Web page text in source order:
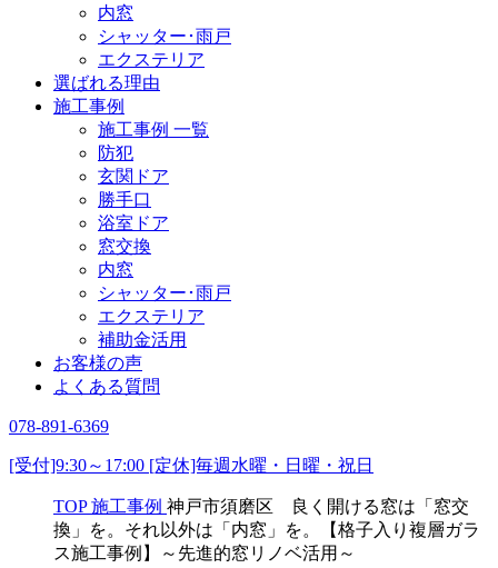
内窓
シャッター･雨戸
エクステリア
選ばれる理由
施工事例
施工事例 一覧
防犯
玄関ドア
勝手口
浴室ドア
窓交換
内窓
シャッター･雨戸
エクステリア
補助金活用
お客様の声
よくある質問
078-891-6369
[受付]9:30～17:00 [定休]毎週水曜・日曜・祝日
TOP 施工事例 神戸市須磨区 良く開ける窓は「窓交
換」を。それ以外は「内窓」を。【格子入り複層ガラ
ス施工事例】～先進的窓リノベ活用～